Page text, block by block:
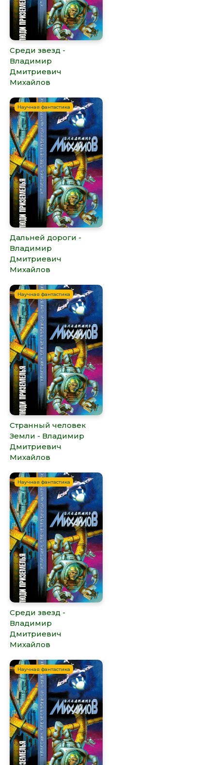
Среди звезд -
Владимир
Дмитриевич
Михайлов
Научная фантастика
Дальней дороги -
Владимир
Дмитриевич
Михайлов
Научная фантастика
Странный человек
Земли - Владимир
Дмитриевич
Михайлов
Научная фантастика
Среди звезд -
Владимир
Дмитриевич
Михайлов
Научная фантастика